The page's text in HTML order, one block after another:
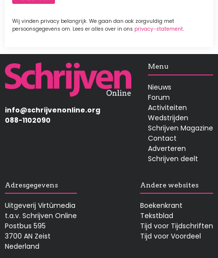
Wij vinden privacy belangrijk. We gaan dan ook zorgvuldig met
persoonsgegevens om. Lees er alles over in ons privacy-statement.
Afbeelding
info@schrijvenonline.org
088-1102090
Menu
Nieuws
Forum
Activiteiten
Wedstrijden
Schrijven Magazine
Contact
Adverteren
Schrijven deelt
Adresgegevens
Uitgeverij Virtùmedia
t.a.v. Schrijven Online
Postbus 595
3700 AN Zeist
Nederland
Andere websites
Boekenkrant
Tekstblad
Tijd voor Tijdschriften
Tijd voor Voordeel